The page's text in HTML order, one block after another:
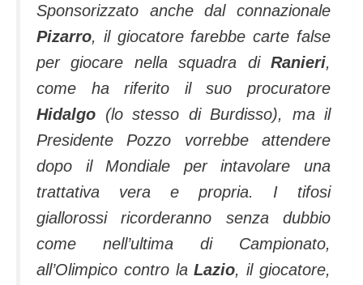
Sponsorizzato anche dal connazionale
Pizarro, il giocatore farebbe carte false
per giocare nella squadra di Ranieri,
come ha riferito il suo procuratore
Hidalgo (lo stesso di Burdisso), ma il
Presidente Pozzo vorrebbe attendere
dopo il Mondiale per intavolare una
trattativa vera e propria. I tifosi
giallorossi ricorderanno senza dubbio
come nell’ultima di Campionato,
all’Olimpico contro laLazio, il giocatore,